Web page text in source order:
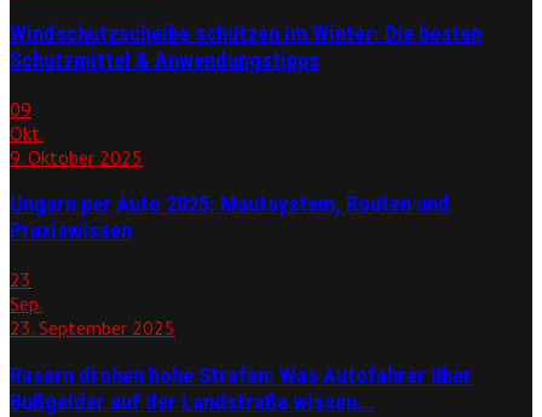
Windschutzscheibe schützen im Winter: Die besten
Schutzmittel & Anwendungstipps
09
Okt.
9. Oktober 2025
Ungarn per Auto 2025: Mautsystem, Routen und
Praxiswissen
23
Sep.
23. September 2025
Rasern drohen hohe Strafen: Was Autofahrer über
Bußgelder auf der Landstraße wissen...